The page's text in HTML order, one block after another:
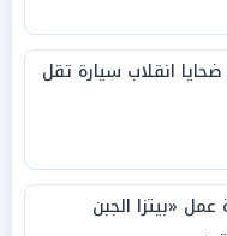
انقلاب سيارة تقل
«بيتزا الجبن